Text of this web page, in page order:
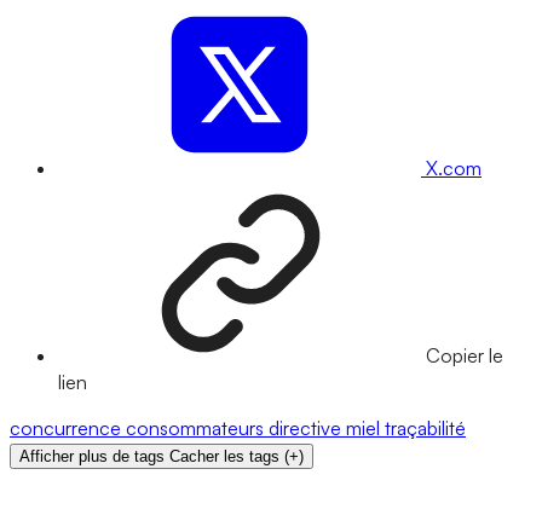
X.com
Copier le
lien
concurrence consommateurs directive miel traçabilité
Afficher plus de tags Cacher les tags (+)